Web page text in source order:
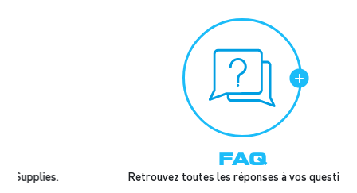
Retrouvez toutes les réponses à vos questions